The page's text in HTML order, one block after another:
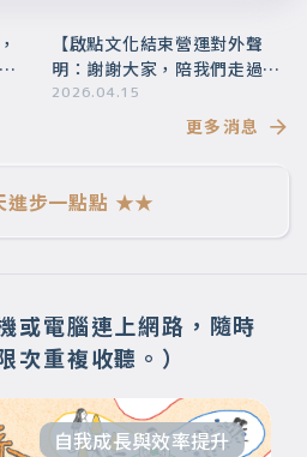
【啟點文化結束營運對外聲
明：謝謝大家，陪我們走過這
段美好的旅程】
2026.04.15
更多消息
步一點點 ★★
或電腦連上網路，隨時
次重複收聽。）
自我成長與效率提升